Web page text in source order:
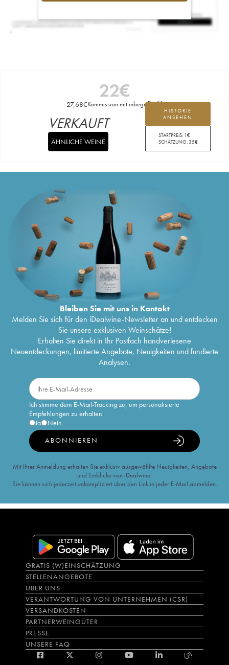
22€
27,68€Kommission mit inbegriffen
HISTORIE
ANSEHEN
STARTPREIS: 1€
SCHÄTZUNG:35€
VERKAUFT
ÄHNLICHE WEINE
Bleiben Sie mit uns in Kontakt
Melden Sie sich für den iDealwine-Newsletter an und entdecken
Sie unsere exklusiven Weinschätze!
Erhalten Sie direkt in Ihr Postfach handverlesene
Neuentdeckungen, limitierte Angebote, Neuigkeiten und fundierte
Analysen.
Ich stimme dem E-Mail-Tracking zu, um personalisierte
Empfehlungen zu erhalten
Ja
Nein
ABONNIEREN
Mit Ihrer Anmeldung erhalten Sie exklusiv ausgewählte Neuigkeiten, Angebote
und Einblicke von iDealwine.
Sie können sich jederzeit unkompliziert über den Link in jeder E-Mail abmelden.
GRATIS (W)EINSCHÄTZUNG
STELLENANGEBOTE
ÜBER UNS
VERANTWORTUNG VON UNTERNEHMEN (CSR)
VERSANDKOSTEN
PARTNERWEINGÜTER
PRESSE
UNSERE FAQ